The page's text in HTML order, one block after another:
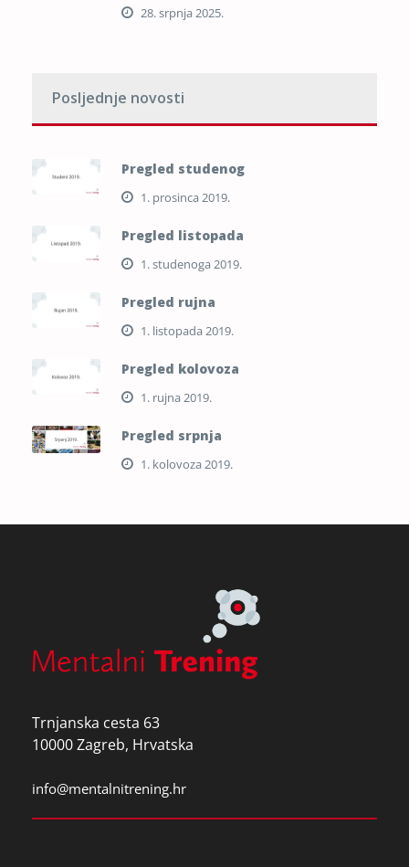
28. srpnja 2025.
Posljednje novosti
Pregled studenog
1. prosinca 2019.
Pregled listopada
1. studenoga 2019.
Pregled rujna
1. listopada 2019.
Pregled kolovoza
1. rujna 2019.
Pregled srpnja
1. kolovoza 2019.
Trnjanska cesta 63
10000 Zagreb, Hrvatska
info@mentalnitrening.hr